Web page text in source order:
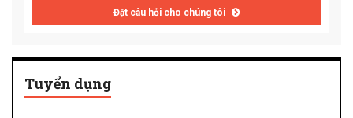
Đặt câu hỏi cho chúng tôi
Tuyển dụng